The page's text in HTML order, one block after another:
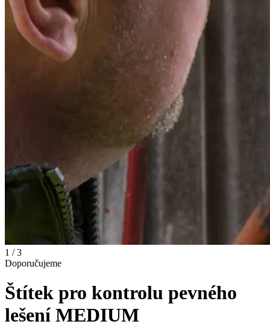
1 / 3
Doporučujeme
Štítek pro kontrolu pevného
lešení MEDIUM